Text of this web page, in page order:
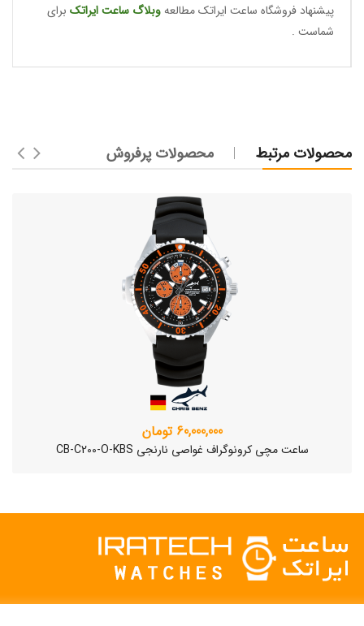
پیشنهاد فروشگاه ساعت ایراتک مطالعهوبلاگ ساعتایراتک برای
شماست .
محصولات مرتبط محصولات پرفروش
60,000,000 تومان
ساعت مچی کرونوگراف غواصی نارنجی CB-C200-O-KBS